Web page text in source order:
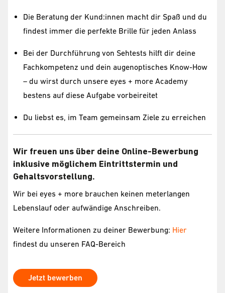
Die Beratung der Kund:innen macht dir Spaß und du
findest immer die perfekte Brille für jeden Anlass
Bei der Durchführung von Sehtests hilft dir deine
Fachkompetenz und dein augenoptisches Know-How
– du wirst durch unsere eyes + more Academy
bestens auf diese Aufgabe vorbeireitet
Du liebst es, im Team gemeinsam Ziele zu erreichen
Wir freuen uns über deine Online-Bewerbung
inklusive möglichem Eintrittstermin und
Gehaltsvorstellung.
Wir bei eyes + more brauchen keinen meterlangen
Lebenslauf oder aufwändige Anschreiben.
Weitere Informationen zu deiner Bewerbung: Hier
findest du unseren FAQ-Bereich
Jetzt bewerben